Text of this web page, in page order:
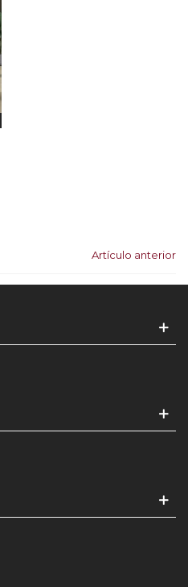
Artículo anterior